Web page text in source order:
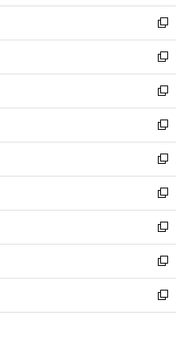
ウ
ィ
ン
ド
ウ
で
開
く
し
い
ウ
ィ
ン
ド
ウ
で
開
く
新
し
い
ウ
ィ
ン
ド
ウ
で
開
く
新
し
い
ウ
ィ
ン
ド
ウ
で
開
く
新
し
い
ウ
ィ
ン
ド
ウ
で
開
く
新
し
い
ウ
ィ
ン
ド
ウ
で
開
く
新
し
い
ウ
ィ
ン
ド
ウ
で
開
新
し
い
ウ
ィ
ン
ド
ウ
新
し
い
ウ
ィ
ン
新
し
い
ウ
新
し